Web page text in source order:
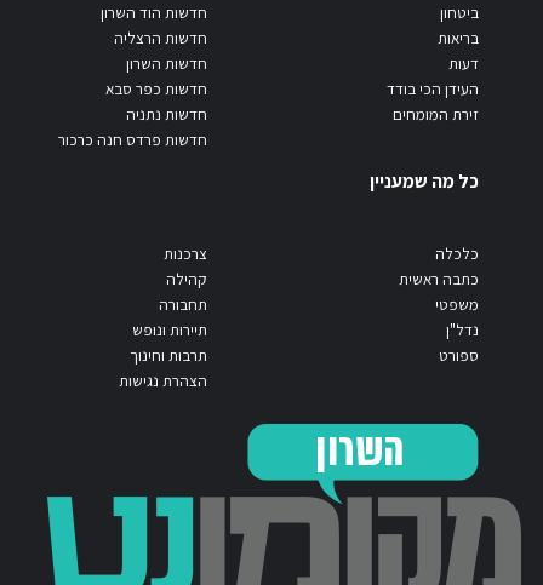
ביטחון
בריאות
דעות
העידן הכי בודד
זירת המומחים
חדשות הוד השרון
חדשות הרצליה
חדשות השרון
חדשות כפר סבא
חדשות נתניה
חדשות פרדס חנה כרכור
כל מה שמעניין
כלכלה
כתבה ראשית
משפטי
נדל"ן
ספורט
צרכנות
קהילה
תחבורה
תיירות ונופש
תרבות וחינוך
הצהרת נגישות